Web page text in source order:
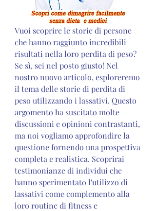
Vuoi scoprire le storie di persone
che hanno raggiunto incredibili
risultati nella loro perdita di peso?
Se sì, sei nel posto giusto! Nel
nostro nuovo articolo, esploreremo
il tema delle storie di perdita di
peso utilizzando i lassativi. Questo
argomento ha suscitato molte
discussioni e opinioni contrastanti,
ma noi vogliamo approfondire la
questione fornendo una prospettiva
completa e realistica. Scoprirai
testimonianze di individui che
hanno sperimentato l'utilizzo di
lassativi come complemento alla
loro routine di fitness e